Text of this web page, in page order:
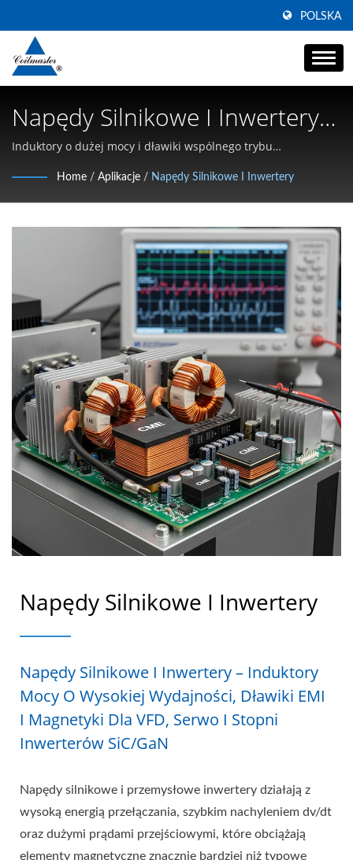
POLSKA
Napędy Silnikowe I Inwertery |
Producent Dławików
Zasilających Wspólnego Trybu
| Coilmaster Electronics
Induktory o dużej mocy i dławiki wspólnego trybu
i stopni mocy inwerterów serwo. | Specjalizujemy się w
induktorach SMD o dużym prądzie, dławikach wspólnego
Home / Aplikacje / Napędy Silnikowe I Inwertery
Napędy Silnikowe I Inwertery
Napędy Silnikowe I Inwertery – Induktory
Mocy O Wysokiej Wydajności, Dławiki EMI
I Magnetyki Dla VFD, Serwo I Stopni
Inwerterów SiC/GaN
Napędy silnikowe i przemysłowe inwertery działają z
wysoką energią przełączania, szybkim nachyleniem dv/dt
oraz dużymi prądami przejściowymi, które obciążają
elementy magnetyczne znacznie bardziej niż typowe